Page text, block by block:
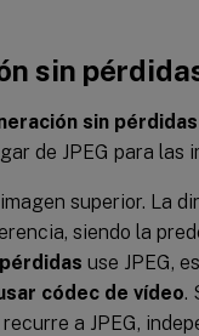
sin
sin pérdidas
de JPEG para las
superior. La
siendo la
use JPEG,
códec de vídeo.
recurre a JPEG,